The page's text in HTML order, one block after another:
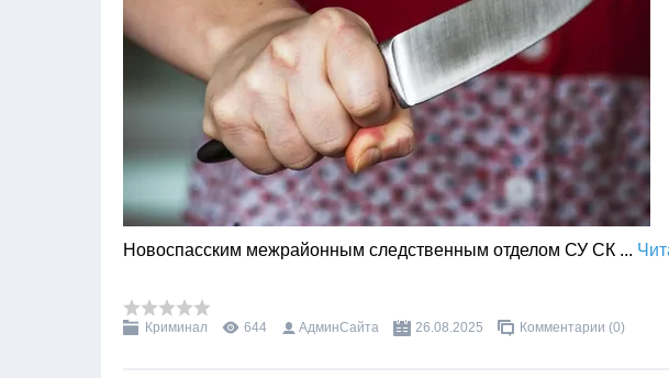
Новоспасским межрайонным следственным отделом СУ СК ...
Криминал 644 АдминСайта 26.08.2025 Комментарии (0)